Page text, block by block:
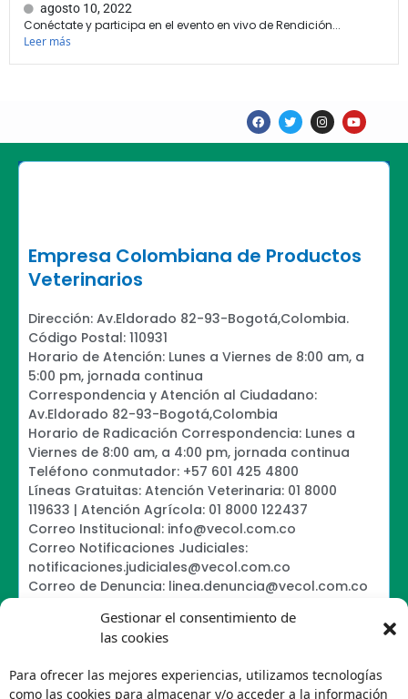
Gestionar el consentimiento de
las cookies
Para ofrecer las mejores experiencias, utilizamos tecnologías
como las cookies para almacenar y/o acceder a la información
agosto 10, 2022
Conéctate y participa en el evento en vivo de Rendición...
Leer más
F
a
c
b
T
w
i
t
I
n
s
a
Y
o
u
u
Empresa Colombiana de Productos
Veterinarios
Dirección: Av.Eldorado 82-93-Bogotá,Colombia.
Código Postal: 110931
Horario de Atención: Lunes a Viernes de 8:00 am, a
5:00 pm, jornada continua
Correspondencia y Atención al Ciudadano:
Av.Eldorado 82-93-Bogotá,Colombia
Horario de Radicación Correspondencia: Lunes a
Viernes de 8:00 am, a 4:00 pm, jornada continua
Teléfono conmutador: +57 601 425 4800
Líneas Gratuitas: Atención Veterinaria: 01 8000
119633 | Atención Agrícola: 01 8000 122437
Correo Institucional: info@vecol.com.co
Correo Notificaciones Judiciales:
notificaciones.judiciales@vecol.com.co
Correo de Denuncia: linea.denuncia@vecol.com.co
Política de Términos y Condiciones de Uso
Política de Tratamiento de Datos Personales VECOL